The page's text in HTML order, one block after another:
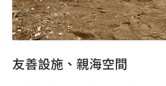
友善設施、親海空間